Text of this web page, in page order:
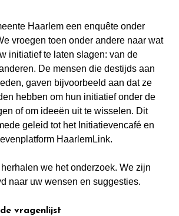
Haarlem een enquête onder
vroegen toen onder andere naar wat
initiatief te laten slagen: van de
De mensen die destijds aan
gaven bijvoorbeeld aan dat ze
hebben om hun initiatief onder de
of om ideeën uit te wisselen. Dit
geleid tot het Initiatievencafé en
HaarlemLink.
we het onderzoek. We zijn
naar uw wensen en suggesties.
vragenlijst